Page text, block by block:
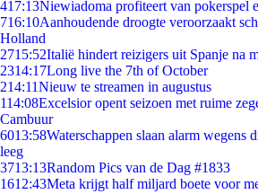
417:13Niewiadoma profiteert van pokerspel
716:10Aanhoudende droogte veroorzaakt
Holland
2715:52Italië hindert reizigers uit Spanje na
2314:17Long live the 7th of October
214:11Nieuw te streamen in augustus
114:08Excelsior opent seizoen met ruime
Cambuur
6013:58Waterschappen slaan alarm wegens
leeg
3713:13Random Pics van de Dag #1833
1612:43Meta krijgt half miljard boete voor